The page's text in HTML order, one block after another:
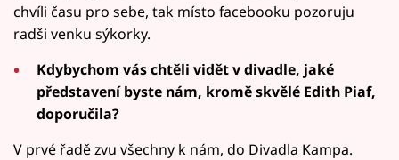
chvíli času pro sebe, tak místo facebooku pozoruju
radši venku sýkorky.
Kdybychom vás chtěli vidět v divadle, jaké
představení byste nám, kromě skvělé Edith Piaf,
doporučila?
V prvé řadě zvu všechny k nám, do Divadla Kampa.